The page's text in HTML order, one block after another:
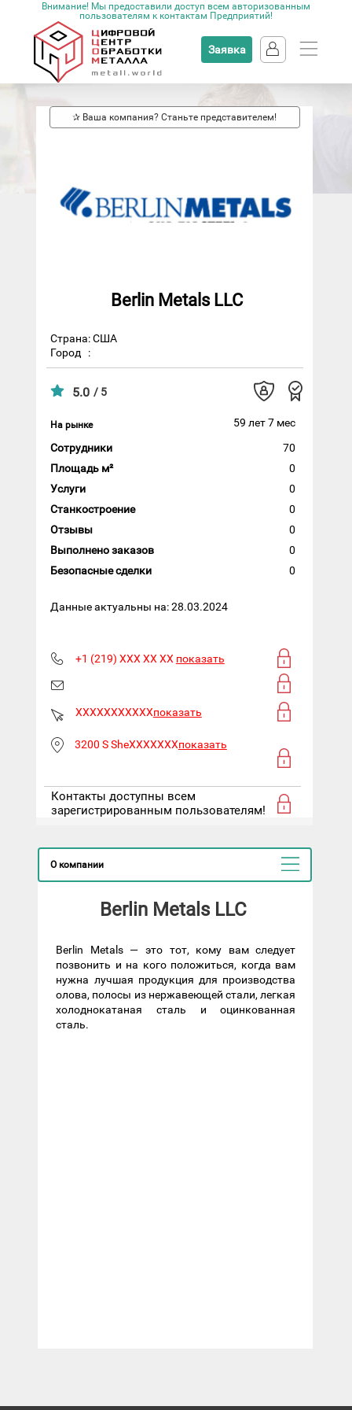
Внимание! Мы предоставили доступ всем авторизованным
пользователям к контактам Предприятий!
Заявка
✰ Ваша компания? Станьте представителем!
Berlin Metals LLC
Страна: США
Город
:
5.0 / 5
На рынке
59 лет 7 мес
Сотрудники
70
Площадь м²
0
Услуги
0
Станкостроение
0
Отзывы
0
Выполнено заказов
0
Безопасные сделки
0
Данные актуальны на: 28.03.2024
+1 (219) XXX XX XX показать
XXXXXXXXXXXпоказать
3200 S SheXXXXXXXпоказать
Контакты доступны всем
зарегистрированным пользователям!
О компании
Berlin Metals LLC
Berlin Metals — это тот, кому вам следует
позвонить и на кого положиться, когда вам
нужна лучшая продукция для производства
олова, полосы из нержавеющей стали, легкая
холоднокатаная сталь и оцинкованная
сталь.